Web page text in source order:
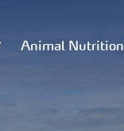
Animal Nutrition